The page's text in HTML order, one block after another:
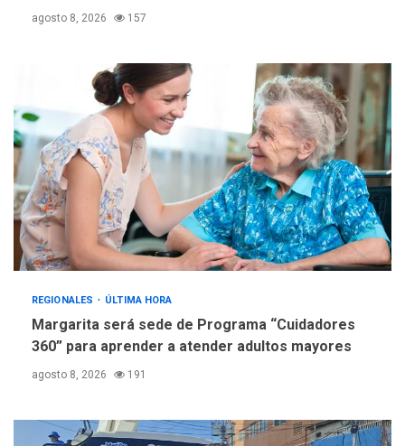
trabajan en diplomado para
creación y manejo de
estadísticas de turismo
agosto 8, 2026 157
REGIONALES ÚLTIMA HORA
Margarita será sede de Programa “Cuidadores
360” para aprender a atender adultos mayores
agosto 8, 2026 191